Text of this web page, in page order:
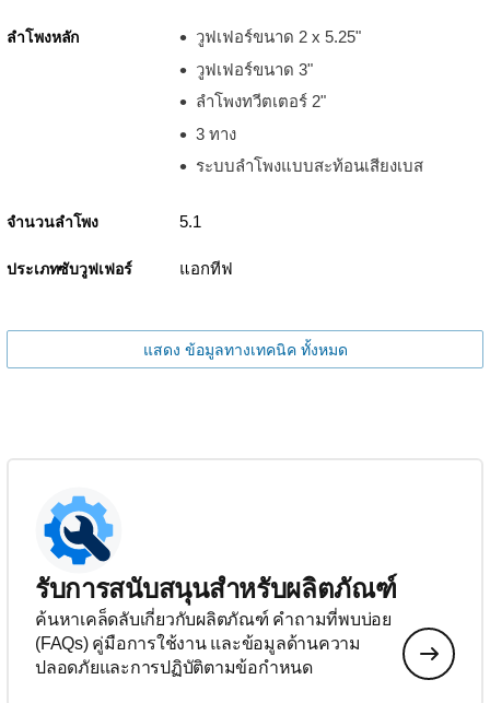
ลำโพงหลัก
วูฟเฟอร์ขนาด 2 x 5.25"
วูฟเฟอร์ขนาด 3"
ลำโพงทวีตเตอร์ 2"
3 ทาง
ระบบลำโพงแบบสะท้อนเสียงเบส
จำนวนลำโพง 5.1
ประเภทซับวูฟเฟอร์ แอกทีฟ
แสดง ข้อมูลทางเทคนิค ทั้งหมด
รับการสนับสนุนสำหรับผลิตภัณฑ์
ค้นหาเคล็ดลับเกี่ยวกับผลิตภัณฑ์ คำถามที่พบบ่อย
(FAQs) คู่มือการใช้งาน และข้อมูลด้านความ
ปลอดภัยและการปฏิบัติตามข้อกำหนด